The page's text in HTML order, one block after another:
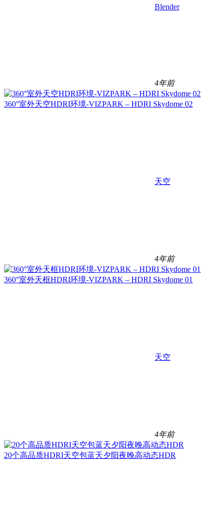
Blender
4年前
360°室外天空HDRI环境-VIZPARK – HDRI Skydome 02
天空
4年前
360°室外天框HDRI环境-VIZPARK – HDRI Skydome 01
天空
4年前
20个高品质HDRI天空包蓝天夕阳夜晚高动态HDR